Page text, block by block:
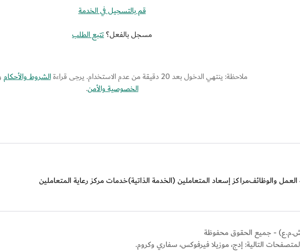
قم بالتسجيل في الخدمة
مسجل بالفعل؟تتبع الطلب
ملاحظة: ينتهي الدخول بعد 20 دقيقة من عدم الاستخدام. يرجى قراءة الشروط والأحكام
الخصوصية والأمن.
العمل والوظائفمراكز إسعاد المتعاملين (الخدمة الذاتية)خدمات مركز رعاية المتعاملين
التالية: إدج، موزيلا فيرفوكس، سفاري وكروم.